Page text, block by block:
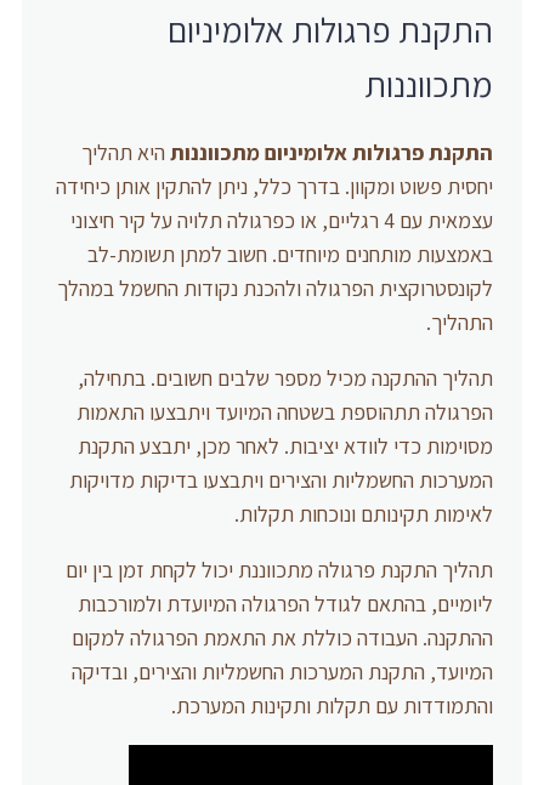
התקנת פרגולות אלומיניום
מתכווננות
התקנת פרגולות אלומיניום מתכווננותהיא תהליך
יחסית פשוט ומקוון. בדרך כלל, ניתן להתקין אותן כיחידה
עצמאית עם 4 רגליים, או כפרגולה תלויה על קיר חיצוני
באמצעות מותחנים מיוחדים. חשוב למתן תשומת-לב
לקונסטרוקצית הפרגולה ולהכנת נקודות החשמל במהלך
התהליך.
תהליך ההתקנה מכיל מספר שלבים חשובים. בתחילה,
הפרגולה תתהוספת בשטחה המיועד ויתבצעו התאמות
מסוימות כדי לוודא יציבות. לאחר מכן, יתבצע התקנת
המערכות החשמליות והצירים ויתבצעו בדיקות מדויקות
לאימות תקינותם ונוכחות תקלות.
תהליך התקנת פרגולה מתכווננת יכול לקחת זמן בין יום
ליומיים, בהתאם לגודל הפרגולה המיועדת ולמורכבות
ההתקנה. העבודה כוללת את התאמת הפרגולה למקום
המיועד, התקנת המערכות החשמליות והצירים, ובדיקה
והתמודדות עם תקלות ותקינות המערכת.